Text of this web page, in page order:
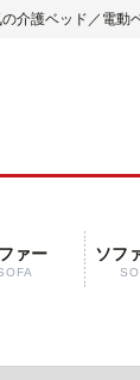
介護ベッド／電動
ァー ソフ